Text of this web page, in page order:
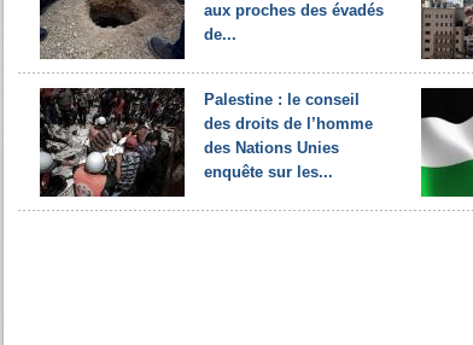
aux proches des évadés
de...
Palestine : le conseil
des droits de l’homme
des Nations Unies
enquête sur les...